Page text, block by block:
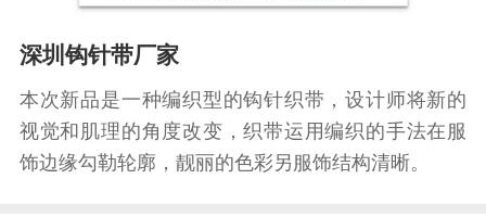
深圳钩针带厂家
本次新品是一种编织型的钩针织带，设计师将新的
视觉和肌理的角度改变，织带运用编织的手法在服
饰边缘勾勒轮廓，靓丽的色彩另服饰结构清晰。